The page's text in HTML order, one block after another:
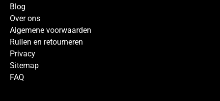
Blog
Over ons
Algemene voorwaarden
Ruilen en retourneren
Privacy
Sitemap
FAQ